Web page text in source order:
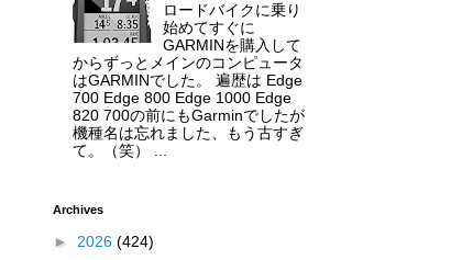
ロードバイクに乗り
始めてすぐに
GARMINを購入して
からずっとメインのコンピュータ
はGARMINでした。 遍歴は Edge
700 Edge 800 Edge 1000 Edge
820 700の前にもGarminでしたが
機種名は忘れました、もう古すぎ
て。（笑） ...
Archives
► 2026 (424)